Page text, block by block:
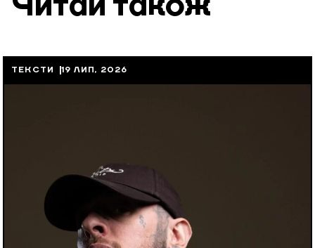
Читай також
ТЕКСТИ 19 ЛИП, 2026